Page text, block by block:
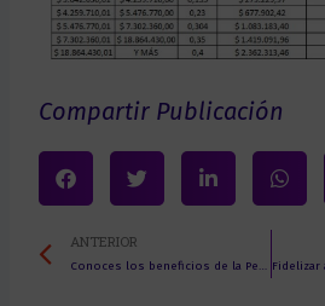
Compartir Publicación
Prev
ANTERIOR
Conoces los beneficios de la Pensión Garantizada Universal (PGU)